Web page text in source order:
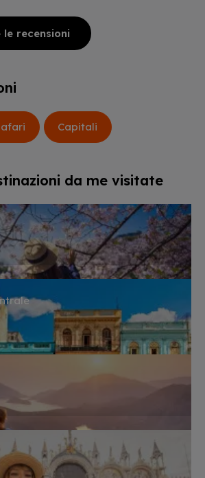
recensioni
Capitali
da me visitate